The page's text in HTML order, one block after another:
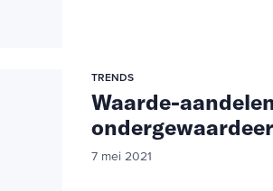
TRENDS
Waarde-
7 mei 2021